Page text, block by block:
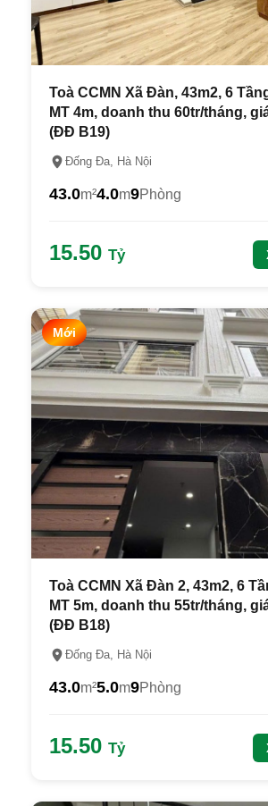
Toà CCMN Xã Đàn, 43m2, 6
MT 4m, doanh thu 60tr/tháng,
(ĐĐ B19)
Đống Đa, Hà Nội
43.0m²4.0m9Phòng
15.50 Tỷ
Mới
Toà CCMN Xã Đàn 2, 43m2, 6
MT 5m, doanh thu 55tr/tháng,
(ĐĐ B18)
Đống Đa, Hà Nội
43.0m²5.0m9Phòng
15.50 Tỷ